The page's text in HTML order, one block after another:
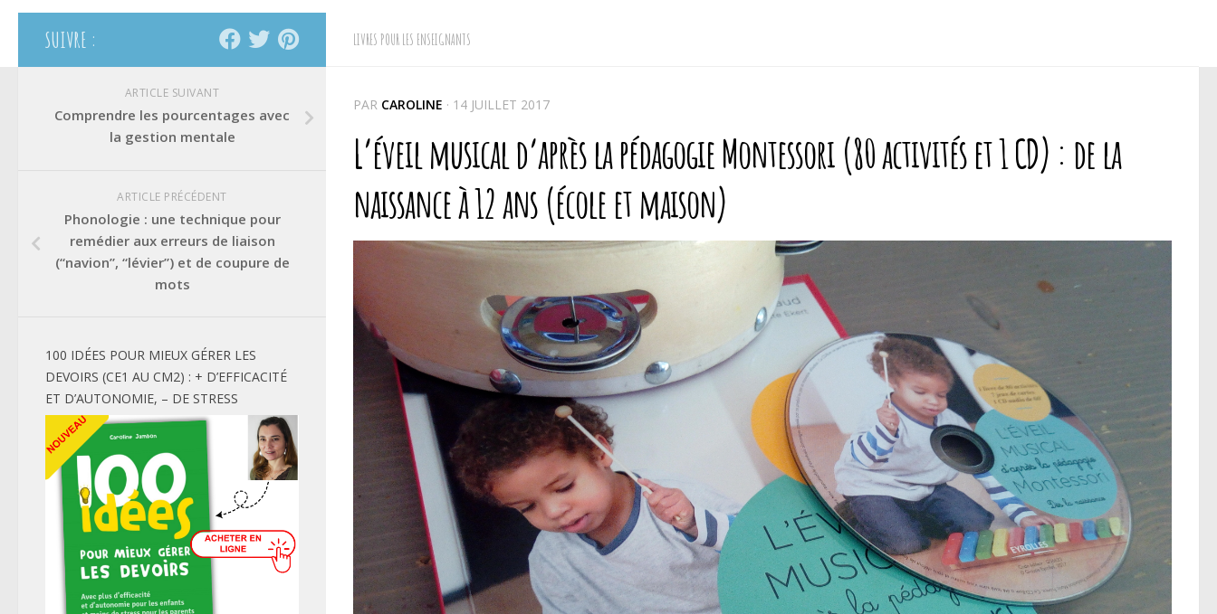
LIVRES POUR LES ENSEIGNANTS
PAR CAROLINE · 14 JUILLET 2017
L’éveil musical d’après la pédagogie Montessori (80 activités et 1 CD) : de la
naissance à 12 ans (école et maison)
SUIVRE :
ARTICLE SUIVANT
Comprendre les pourcentages avec
la gestion mentale
ARTICLE PRÉCÉDENT
Phonologie : une technique pour
remédier aux erreurs de liaison
(“navion”, “lévier”) et de coupure de
mots
100 IDÉES POUR MIEUX GÉRER LES
DEVOIRS (CE1 AU CM2) : + D’EFFICACITÉ
ET D’AUTONOMIE, – DE STRESS